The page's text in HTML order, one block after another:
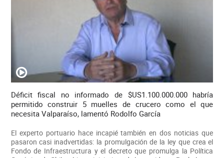
Déficit fiscal no informado de $US1.100.000.000 habría
permitido construir 5 muelles de crucero como el que
necesita Valparaíso, lamentó Rodolfo García
El experto portuario hace incapié también en dos noticias que
pasaron casi inadvertidas: la promulgación de la ley que crea el
Fondo de Infraestructura y el decreto que promulga la Política